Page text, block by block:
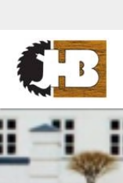
main
content